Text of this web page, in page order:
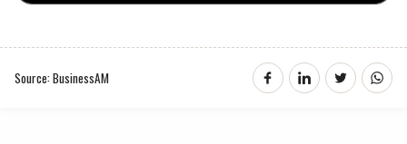
Source: BusinessAM